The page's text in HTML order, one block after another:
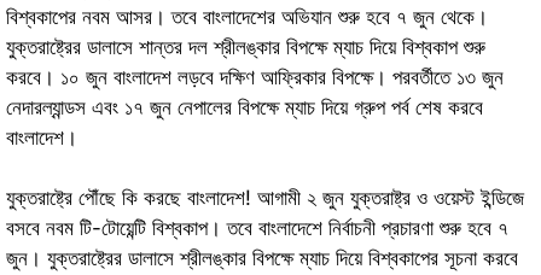
বিশ্বকাপের নবম আসর। তবে বাংলাদেশের অভিযান শুরু হবে ৭ জুন থেকে।
যুক্তরাষ্ট্রের ডালাসে শান্তর দল শ্রীলঙ্কার বিপক্ষে ম্যাচ দিয়ে বিশ্বকাপ শুরু
করবে। ১০ জুন বাংলাদেশ লড়বে দক্ষিণ আফ্রিকার বিপক্ষে। পরবর্তীতে ১৩ জুন
নেদারল্যান্ডস এবং ১৭ জুন নেপালের বিপক্ষে ম্যাচ দিয়ে গ্রুপ পর্ব শেষ করবে
বাংলাদেশ।
যুক্তরাষ্ট্রে পৌঁছে কি করছে বাংলাদেশ! আগামী ২ জুন যুক্তরাষ্ট্র ও ওয়েস্ট ইন্ডিজে
বসবে নবম টি-টোয়েন্টি বিশ্বকাপ। তবে বাংলাদেশে নির্বাচনী প্রচারণা শুরু হবে ৭
জুন। যুক্তরাষ্ট্রের ডালাসে শ্রীলঙ্কার বিপক্ষে ম্যাচ দিয়ে বিশ্বকাপের সূচনা করবে